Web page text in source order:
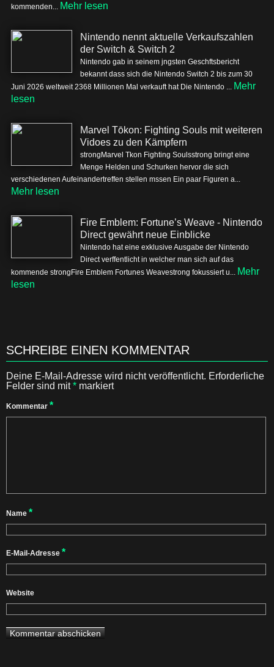
kommenden... Mehr lesen
Nintendo nennt aktuelle Verkaufszahlen
der Switch & Switch 2
Nintendo gab in seinem jngsten Geschftsbericht
bekannt dass sich die Nintendo Switch 2 bis zum 30
Juni 2026 weltweit 2368 Millionen Mal verkauft hat Die Nintendo ... Mehr
lesen
Marvel Tōkon: Fighting Souls mit weiteren
Vidoes zu den Kämpfern
strongMarvel Tkon Fighting Soulsstrong bringt eine
Menge Helden und Schurken hervor die sich
verschiedenen Aufeinandertreffen stellen mssen Ein paar Figuren a...
Mehr lesen
Fire Emblem: Fortune’s Weave - Nintendo
Direct gewährt neue Einblicke
Nintendo hat eine exklusive Ausgabe der Nintendo
Direct verffentlicht in welcher man sich auf das
kommende strongFire Emblem Fortunes Weavestrong fokussiert u... Mehr
lesen
SCHREIBE EINEN KOMMENTAR
Deine E-Mail-Adresse wird nicht veröffentlicht. Erforderliche
Felder sind mit* markiert
Kommentar *
Name *
E-Mail-Adresse *
Website